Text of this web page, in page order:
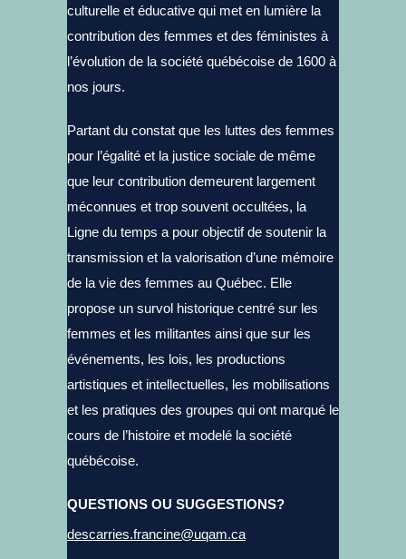
culturelle et éducative qui met en lumière la
contribution des femmes et des féministes à
l’évolution de la société québécoise de 1600 à
nos jours.
Partant du constat que les luttes des femmes
pour l’égalité et la justice sociale de même
que leur contribution demeurent largement
méconnues et trop souvent occultées, la
Ligne du temps a pour objectif de soutenir la
transmission et la valorisation d’une mémoire
de la vie des femmes au Québec. Elle
propose un survol historique centré sur les
femmes et les militantes ainsi que sur les
événements, les lois, les productions
artistiques et intellectuelles, les mobilisations
et les pratiques des groupes qui ont marqué le
cours de l’histoire et modelé la société
québécoise.
QUESTIONS OU SUGGESTIONS?
descarries.francine@uqam.ca